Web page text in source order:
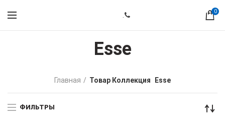
0
Esse
Главная Товар Коллекция Esse
ФИЛЬТРЫ